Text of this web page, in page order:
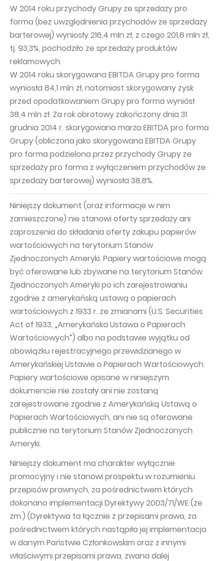
W 2014 roku przychody Grupy ze sprzedaży pro
forma (bez uwzględnienia przychodów ze sprzedaży
barterowej) wyniosły 216,4 mln zł, z czego 201,8 mln zł,
tj. 93,3%, pochodziło ze sprzedaży produktów
reklamowych.
W 2014 roku skorygowana EBITDA Grupy pro forma
wyniosła 84,1 mln zł, natomiast skorygowany zysk
przed opodatkowaniem Grupy pro forma wyniósł
38,4 mln zł. Za rok obrotowy zakończony dnia 31
grudnia 2014 r. skorygowana marża EBITDA pro forma
Grupy (obliczona jako skorygowana EBITDA Grupy
pro forma podzielona przez przychody Grupy ze
sprzedaży pro forma z wyłączeniem przychodów ze
sprzedaży barterowej) wyniosła 38,8%.
Niniejszy dokument (oraz informacje w nim
zamieszczone) nie stanowi oferty sprzedaży ani
zaproszenia do składania oferty zakupu papierów
wartościowych na terytorium Stanów
Zjednoczonych Ameryki. Papiery wartościowe mogą
być oferowane lub zbywane na terytorium Stanów
Zjednoczonych Ameryki po ich zarejestrowaniu
zgodnie z amerykańską ustawą o papierach
wartościowych z 1933 r. ze zmianami (U.S. Securities
Act of 1933, „Amerykańska Ustawa o Papierach
Wartościowych”) albo na podstawie wyjątku od
obowiązku rejestracyjnego przewidzianego w
Amerykańskiej Ustawie o Papierach Wartościowych.
Papiery wartościowe opisane w niniejszym
dokumencie nie zostały ani nie zostaną
zarejestrowane zgodnie z Amerykańską Ustawą o
Papierach Wartościowych, ani nie są oferowane
publicznie na terytorium Stanów Zjednoczonych
Ameryki.
Niniejszy dokument ma charakter wyłącznie
promocyjny i nie stanowi prospektu w rozumieniu
przepisów prawnych, za pośrednictwem których
dokonano implementacji Dyrektywy 2003/71/WE (ze
zm.) (Dyrektywa ta łącznie z przepisami prawa, za
pośrednictwem których nastąpiła jej implementacja
w danym Państwie Członkowskim oraz z innymi
właściwymi przepisami prawa, zwana dalej